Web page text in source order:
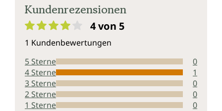
Kundenrezensionen
4 von 5
1 Kundenbewertungen
5 Sterne
0
4 Sterne
1
3 Sterne
0
2 Sterne
0
1 Sterne
0